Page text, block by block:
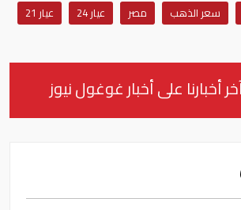
سعر الذهب مصر عيار 24
عيار 21
أخبارنا على أخبار غوغول نيوز